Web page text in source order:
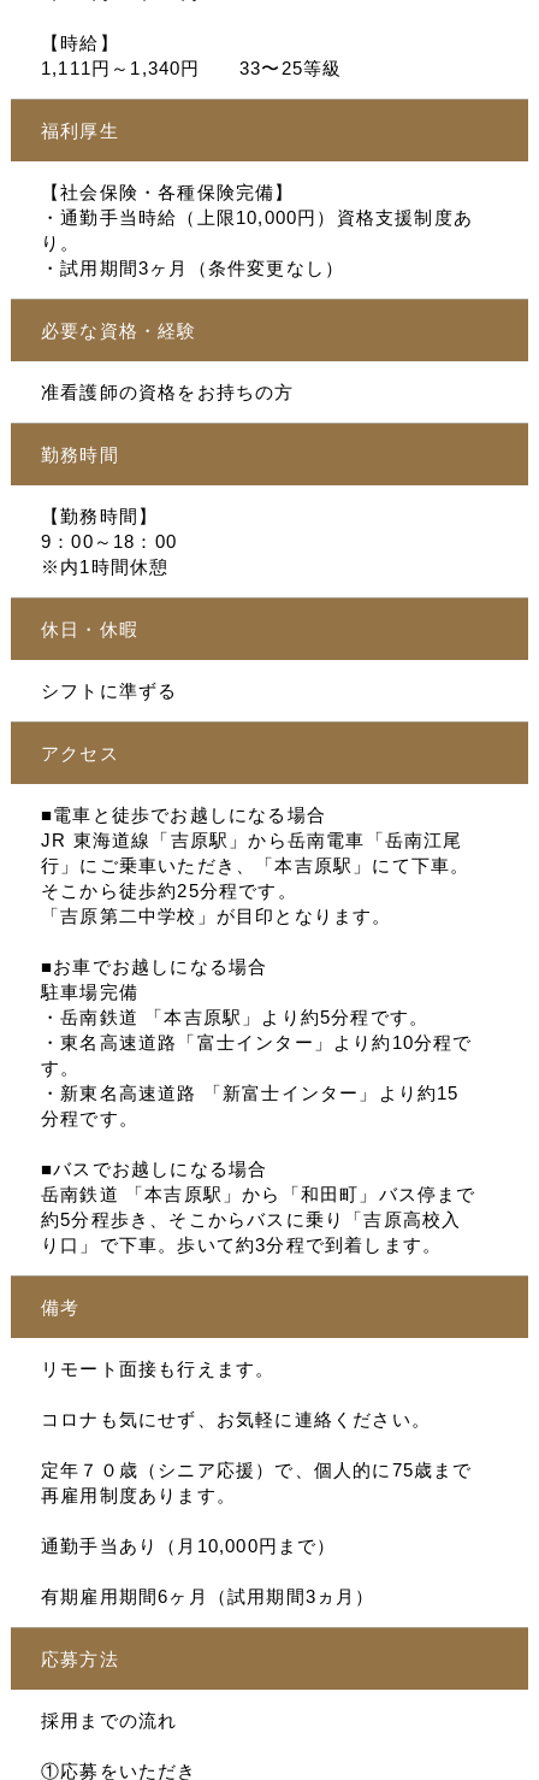
【時給】
1,111円～1,340円 33〜25等級
福利厚生
【社会保険・各種保険完備】
・通勤手当時給（上限10,000円）資格支援制度あ
り。
・試用期間3ヶ月（条件変更なし）
必要な資格・経験
准看護師の資格をお持ちの方
勤務時間
【勤務時間】
9：00～18：00
※内1時間休憩
休日・休暇
シフトに準ずる
アクセス
■電車と徒歩でお越しになる場合
JR 東海道線「吉原駅」から岳南電車「岳南江尾
行」にご乗車いただき、「本吉原駅」にて下車。
そこから徒歩約25分程です。
「吉原第二中学校」が目印となります。
■お車でお越しになる場合
駐車場完備
・岳南鉄道 「本吉原駅」より約5分程です。
・東名高速道路「富士インター」より約10分程で
す。
・新東名高速道路 「新富士インター」より約15
分程です。
■バスでお越しになる場合
岳南鉄道 「本吉原駅」から「和田町」バス停まで
約5分程歩き、そこからバスに乗り「吉原高校入
り口」で下車。歩いて約3分程で到着します。
備考
リモート面接も行えます。
コロナも気にせず、お気軽に連絡ください。
定年７０歳（シニア応援）で、個人的に75歳まで
再雇用制度あります。
通勤手当あり（月10,000円まで）
有期雇用期間6ヶ月（試用期間3ヵ月）
応募方法
採用までの流れ
①応募をいただき